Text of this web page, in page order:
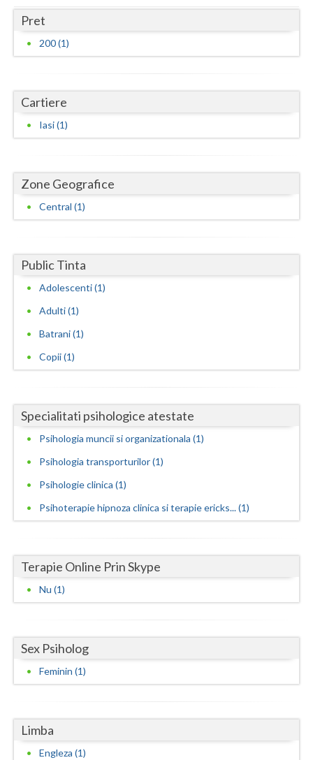
Dolj
Galati
Gorj
Harghita
Ialomita
Iasi
Maramures
Mehedinti
Mures
Olt
Salaj
Sibiu
Suceava
Timis
Tulcea
Vaslui
Vrancea
Pret
200 (1)
Cartiere
Iasi (1)
Zone Geografice
Central (1)
Public Tinta
Adolescenti (1)
Adulti (1)
Batrani (1)
Copii (1)
Specialitati psihologice atestate
Psihologia muncii si organizationala (1)
Psihologia transporturilor (1)
Psihologie clinica (1)
Psihoterapie hipnoza clinica si terapie ericks... (1)
Terapie Online Prin Skype
Nu (1)
Sex Psiholog
Feminin (1)
Limba
Engleza (1)